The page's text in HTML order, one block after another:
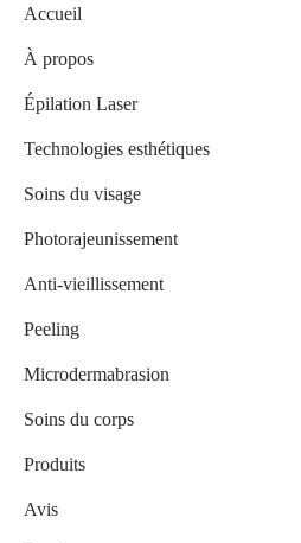
Accueil
À propos
Épilation Laser
Technologies esthétiques
Soins du visage
Photorajeunissement
Anti-vieillissement
Peeling
Microdermabrasion
Soins du corps
Produits
Avis